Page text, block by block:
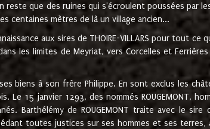
que des ruines qui s'écroulent poussées par
centaines mètres de là un village ancien...
aux sires de THOIRE-VILLARS pour tout
les limites de Meyriat, vers Corcelles et
biens à son frère Philippe. En sont exclus les
Le 15 janvier 1293, des nommés ROUGEMONT,
Barthélémy de ROUGEMONT traite avec le
toutes justices sur ses hommes et ses